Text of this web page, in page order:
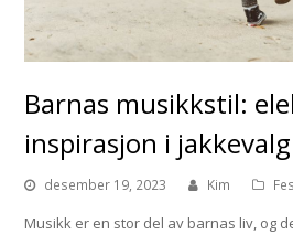
Barnas musikkstil:
inspirasjon i jakkevalg
desember 19, 2023 Kim
Musikk er en stor del av barnas liv, og